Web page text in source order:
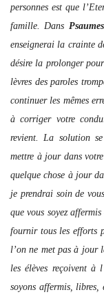
personnes est que
famille. Dans
enseignerai la crainte
désire la prolonger
lèvres des paroles
continuer les mêmes
à corriger votre
revient. La solution
mettre à jour dans
quelque chose à jour
je prendrai soin de
que vous soyez
fournir tous les efforts
l’on ne met pas à jour
les élèves reçoivent à
soyons affermis, libres,